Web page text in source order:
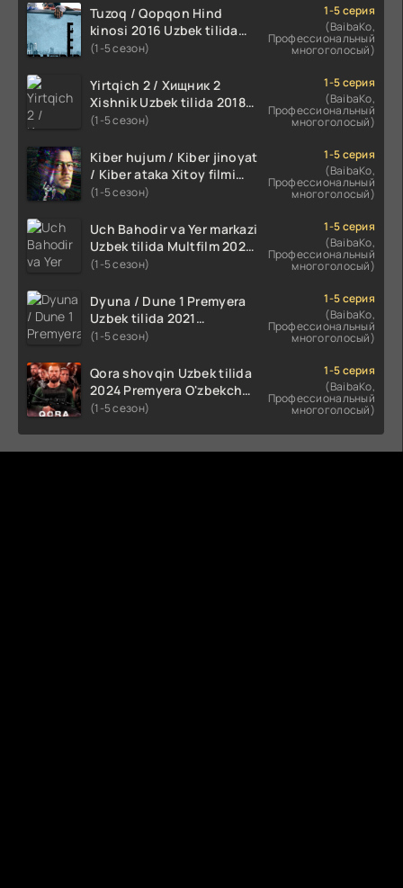
Tuzoq / Qopqon Hind
kinosi 2016 Uzbek tilida
tarjima film HD
(1-5 сезон)
1-5 серия
(BaibaKo,
Профессиональный
многоголосый)
Yirtqich 2 / Хищник 2
Xishnik Uzbek tilida 2018-
2024 O'zbekcha tarjima
(1-5 сезон)
1-5 серия
(BaibaKo,
Профессиональный
многоголосый)
Kiber hujum / Kiber jinoyat
/ Kiber ataka Xitoy filmi
Uzbek tilida O'zbekcha
HD skachat
(1-5 сезон)
1-5 серия
(BaibaKo,
Профессиональный
многоголосый)
Uch Bahodir va Yer markazi
Uzbek tilida Multfilm 2025
tarjima HD skachat
(1-5 сезон)
1-5 серия
(BaibaKo,
Профессиональный
многоголосый)
Dyuna / Dune 1 Premyera
Uzbek tilida 2021
O'zbekcha tarjima kino HD
(1-5 сезон)
1-5 серия
(BaibaKo,
Профессиональный
многоголосый)
Qora shovqin Uzbek tilida
2024 Premyera O'zbekcha
tarjima kino HD skachat
(1-5 сезон)
1-5 серия
(BaibaKo,
Профессиональный
многоголосый)